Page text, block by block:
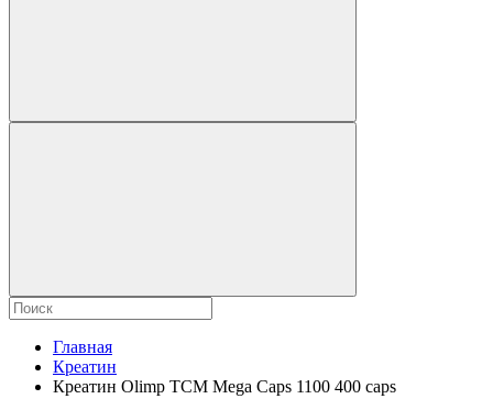
Главная
Креатин
Креатин Olimp TCM Mega Caps 1100 400 caps